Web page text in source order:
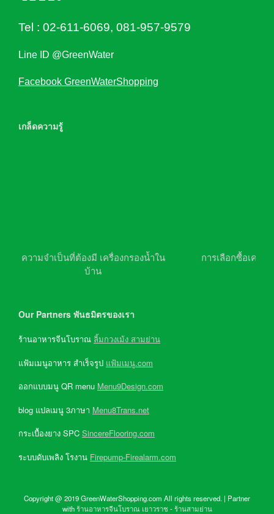
Tel : 02-611-6069, 081-957-9579
Line ID @GreenWater
Facebook GreenWaterShopping
เกล็ดความรู้
ความจำเป็นที่ต้องมี เครื่องกรองน้ำใน
บ้าน
การเลือกซื้อเครื่อ
Our Partners พันธมิตรของเรา
ร้านอาหารจีนโบราณ ลิ้มกวงเม้ง สามย่าน
แฟ้มเมนูอาหาร สำเร็จรูป แฟ้มเมนู.com
ออกแบบมนู QR menu Menu9Design.com
blog แปลเมนู 3ภาษา Menu8Trans.net
กระเบื้องยาง SPC SincereFlooring.com
ระบบดับเพลิง โรงาน Firepump-Firealarm.com
Copyright @ 2019 GreenWaterShopping.com All rights reserved. | Partner
withร้านอาหารจีนโบราณ เยาวราช-ร้านสามย่าน